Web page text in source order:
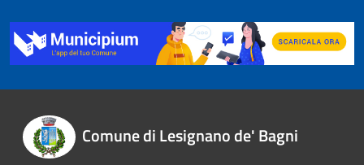
Comune di Lesignano de' Bagni